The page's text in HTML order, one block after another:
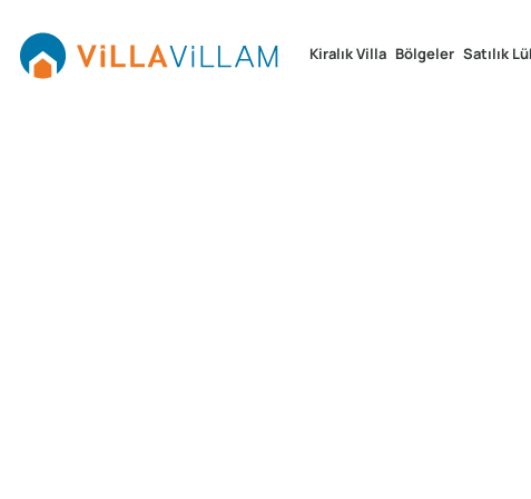
Kiralık Villa Bölgeler Satılık